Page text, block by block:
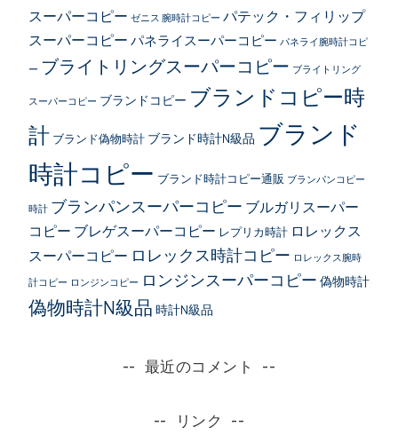
スーパーコピー ゼニス 腕時計コピー パテック・フィリップ
スーパーコピー パネライスーパーコピー パネライ腕時計コピ
ー ブライトリングスーパーコピー ブライトリング
スーパーコピー ブランドコピー ブランドコピー時
計 ブランド偽物時計 ブランド時計N級品 ブランド
時計コピー ブランド時計コピー通販 ブランパンコピー
時計 ブランパンスーパーコピー ブルガリスーパー
コピー ブレゲスーパーコピー レプリカ時計 ロレックス
スーパーコピー ロレックス時計コピー ロレックス腕時
計コピー ロンジンコピー ロンジンスーパーコピー 偽物時計
偽物時計N級品 時計N級品
最近のコメント
リンク